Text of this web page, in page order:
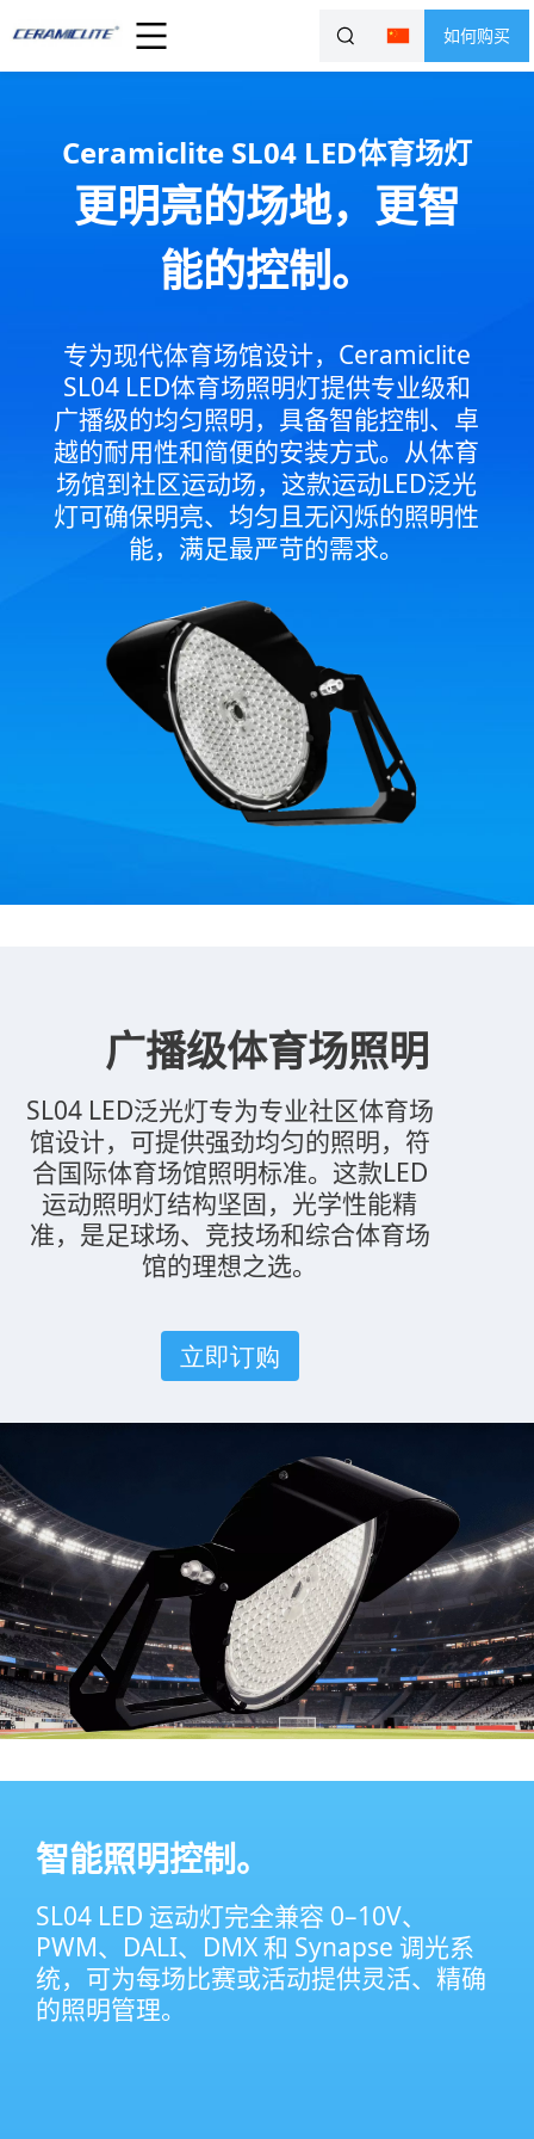
如何购买
Ceramiclite SL04 LED体育场灯
更明亮的场地，更智
能的控制。
专为现代体育场馆设计，Ceramiclite
SL04 LED体育场照明灯提供专业级和
广播级的均匀照明，具备智能控制、卓
越的耐用性和简便的安装方式。从体育
场馆到社区运动场，这款运动LED泛光
灯可确保明亮、均匀且无闪烁的照明性
能，满足最严苛的需求。
广播级体育场照明
SL04 LED泛光灯专为专业社区体育场
馆设计，可提供强劲均匀的照明，符
合国际体育场馆照明标准。这款LED
运动照明灯结构坚固，光学性能精
准，是足球场、竞技场和综合体育场
馆的理想之选。
立即订购
智能照明控制。
SL04 LED 运动灯完全兼容 0–10V、
PWM、DALI、DMX 和 Synapse 调光系
统，可为每场比赛或活动提供灵活、精确
的照明管理。